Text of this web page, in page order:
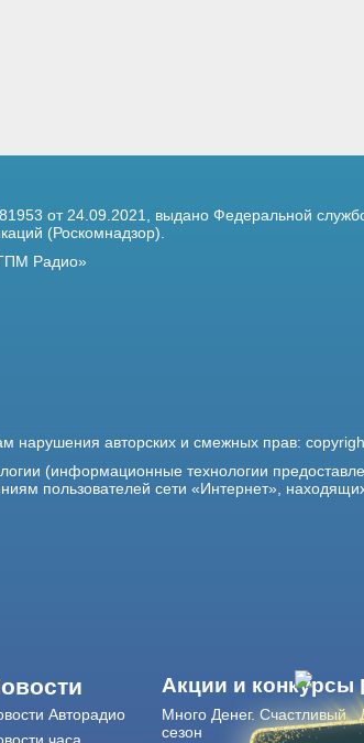
от 24.09.2021, выдано Федеральной
(Роскомнадзор).
Радио»
нарушения авторских и смежных прав:
(информационные технологии
пользователей сети «Интернет»,
Авторадио
Акции и конкурсы
Много Денег. Счастливый
сезон